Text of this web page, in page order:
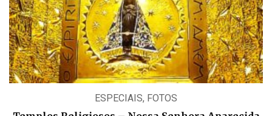
ESPECIAIS, FOTOS